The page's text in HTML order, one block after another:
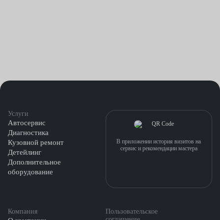
Услуги
Автосервис
Диагностика
Кузовной ремонт
Детейлинг
Дополнительное
оборудование
Компания
Пользовательское
В приложении история визитов на
сервис и рекомендации мастера